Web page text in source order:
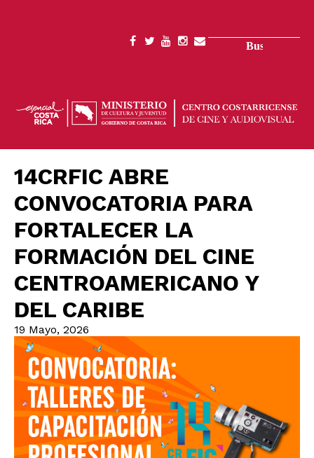
SOCIAL
14CRFIC ABRE
CONVOCATORIA PARA
FORTALECER LA
FORMACIÓN DEL CINE
CENTROAMERICANO Y
DEL CARIBE
19 Mayo, 2026